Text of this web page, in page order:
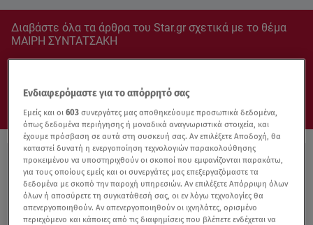
Διαβάστε όλα τα άρθρα του Star.gr σχετικά με το θέμα
ΜΑΙΡΗ ΣΥΝΤΑΤΣΑΚΗ
Ενδιαφερόμαστε για το απόρρητό σας
Εμείς και οι603 συνεργάτες μας αποθηκεύουμε προσωπικά δεδομένα,
όπως δεδομένα περιήγησης ή μοναδικά αναγνωριστικά στοιχεία, και
έχουμε πρόσβαση σε αυτά στη συσκευή σας. Αν επιλέξετε Αποδοχή, θα
καταστεί δυνατή η ενεργοποίηση τεχνολογιών παρακολούθησης
προκειμένου να υποστηριχθούν οι σκοποί που εμφανίζονται παρακάτω,
για τους οποίους εμείς και οι συνεργάτες μας επεξεργαζόμαστε τα
δεδομένα με σκοπό την παροχή υπηρεσιών. Αν επιλέξετε Απόρριψη όλων
όλων ή αποσύρετε τη συγκατάθεσή σας, οι εν λόγω τεχνολογίες θα
απενεργοποιηθούν. Αν απενεργοποιηθούν οι ιχνηλάτες, ορισμένο
περιεχόμενο και κάποιες από τις διαφημίσεις που βλέπετε ενδέχεται να